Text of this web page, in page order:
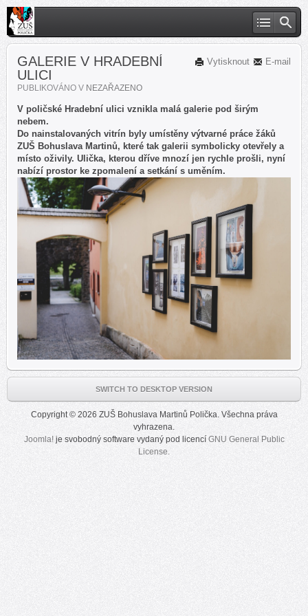
E-mail
Vytisknout
GALERIE V HRADEBNÍ
ULICI
PUBLIKOVÁNO V NEZAŘAZENO
V poličské Hradební ulici vznikla malá galerie pod širým
nebem.
Do nainstalovaných vitrín byly umístěny výtvarné práce žáků
ZUŠ Bohuslava Martinů, které tak galerii symbolicky otevřely a
místo oživily. Ulička, kterou dříve mnozí jen rychle prošli, nyní
nabízí prostor ke zpomalení a setkání s uměním.
SWITCH TO DESKTOP VERSION
Copyright © 2026 ZUŠ Bohuslava Martinů Polička. Všechna práva
vyhrazena.
Joomla!je svobodný software vydaný pod licencí GNU General Public
License.